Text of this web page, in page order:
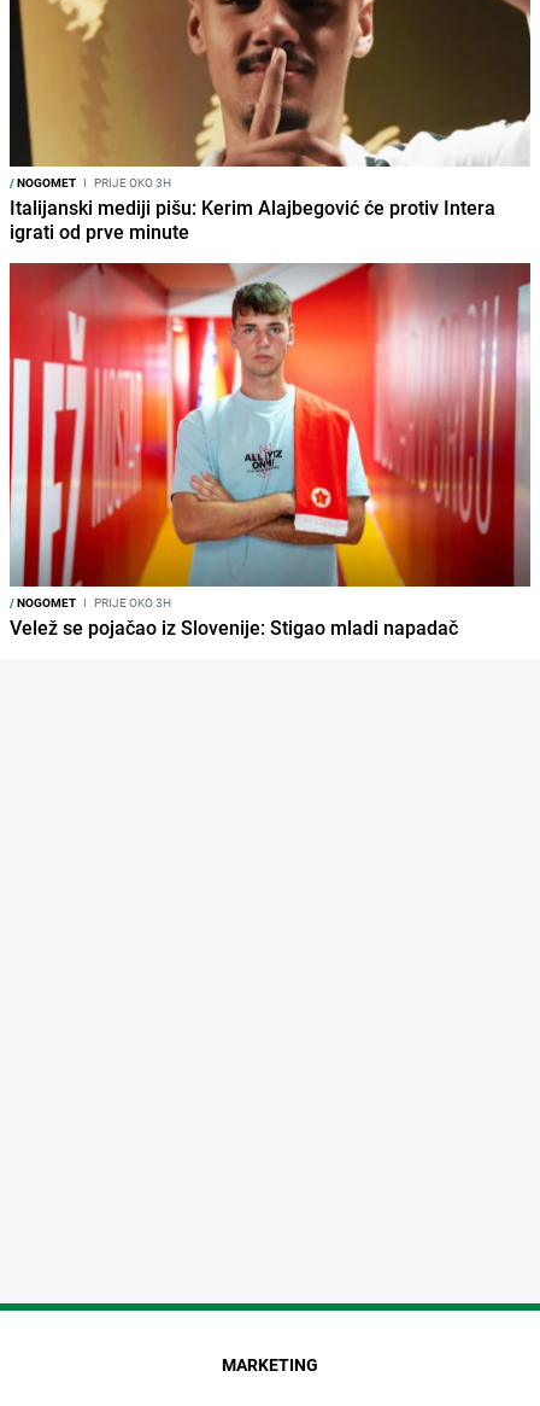
/NOGOMET I PRIJE OKO 3H
Italijanski mediji pišu: Kerim Alajbegović će protiv Intera
igrati od prve minute
/NOGOMET I PRIJE OKO 3H
Velež se pojačao iz Slovenije: Stigao mladi napadač
MARKETING